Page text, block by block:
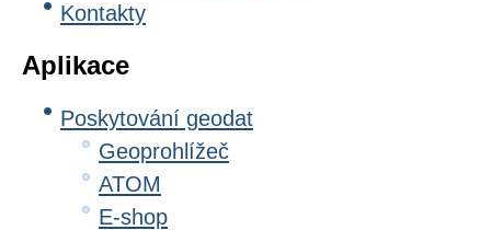
Kontakty
Aplikace
Poskytování geodat
Geoprohlížeč
ATOM
E-shop